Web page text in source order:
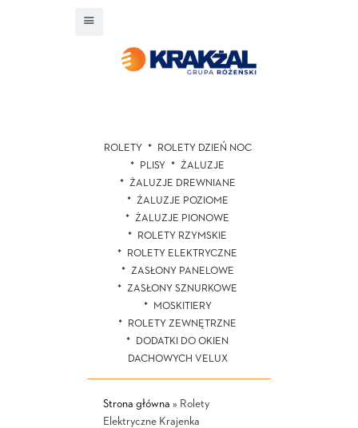
ROLETY
ROLETY DZIEŃ NOC
PLISY
ŻALUZJE
ŻALUZJE DREWNIANE
ŻALUZJE POZIOME
ŻALUZJE PIONOWE
ROLETY RZYMSKIE
ROLETY ELEKTRYCZNE
ZASŁONY PANELOWE
ZASŁONY SZNURKOWE
MOSKITIERY
ROLETY ZEWNĘTRZNE
DODATKI DO OKIEN
DACHOWYCH VELUX
Strona główna » Rolety
Elektryczne Krajenka